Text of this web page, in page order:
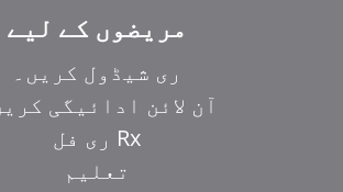
مریضوں کے لیے
ری شیڈول کریں۔
آن لائن ادائیگی
Rx ری فل
تعلیم